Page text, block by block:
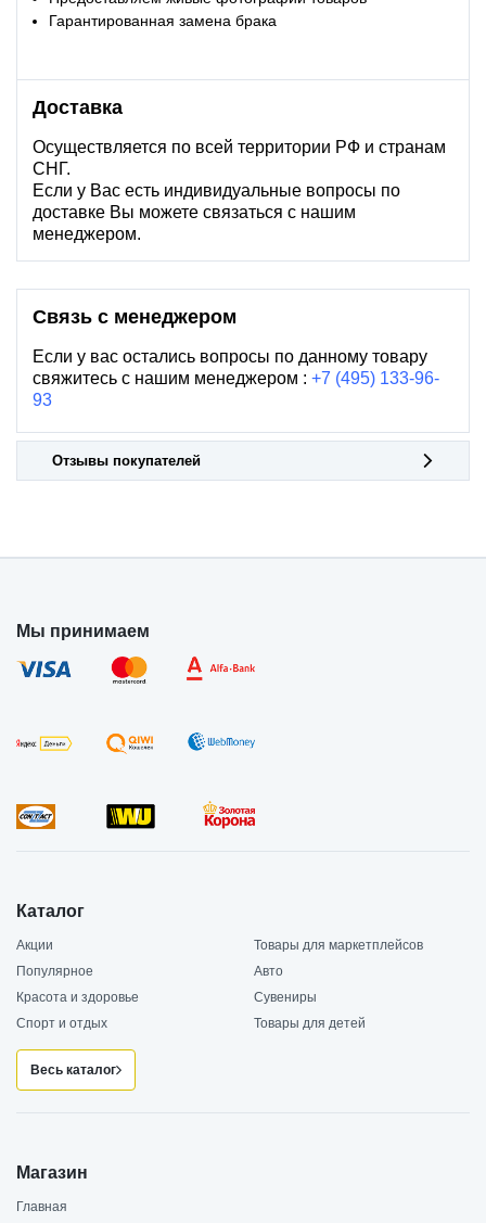
Гарантированная замена брака
Доставка
Осуществляется по всей территории РФ и странам
СНГ.
Если у Вас есть индивидуальные вопросы по
доставке Вы можете связаться с нашим
менеджером.
Связь с менеджером
Если у вас остались вопросы по данному товару
свяжитесь с нашим менеджером : +7 (495) 133-96-
93
Отзывы покупателей
Мы принимаем
Каталог
Акции
Товары для маркетплейсов
Популярное
Авто
Красота и здоровье
Сувениры
Спорт и отдых
Товары для детей
Весь каталог
Магазин
Главная